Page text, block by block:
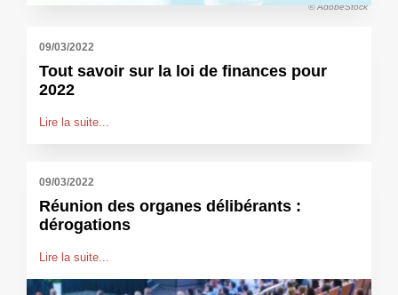
© AdobeStock
09/03/2022
Tout savoir sur la loi de finances pour
2022
Lire la suite...
09/03/2022
Réunion des organes délibérants :
dérogations
Lire la suite...